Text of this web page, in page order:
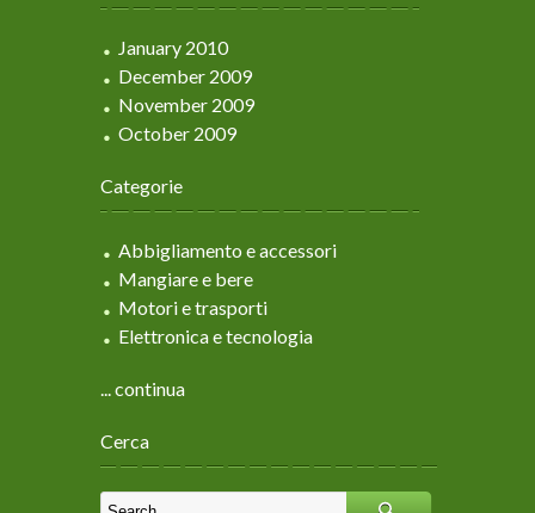
January 2010
December 2009
November 2009
October 2009
Categorie
Abbigliamento e accessori
Mangiare e bere
Motori e trasporti
Elettronica e tecnologia
... continua
Cerca